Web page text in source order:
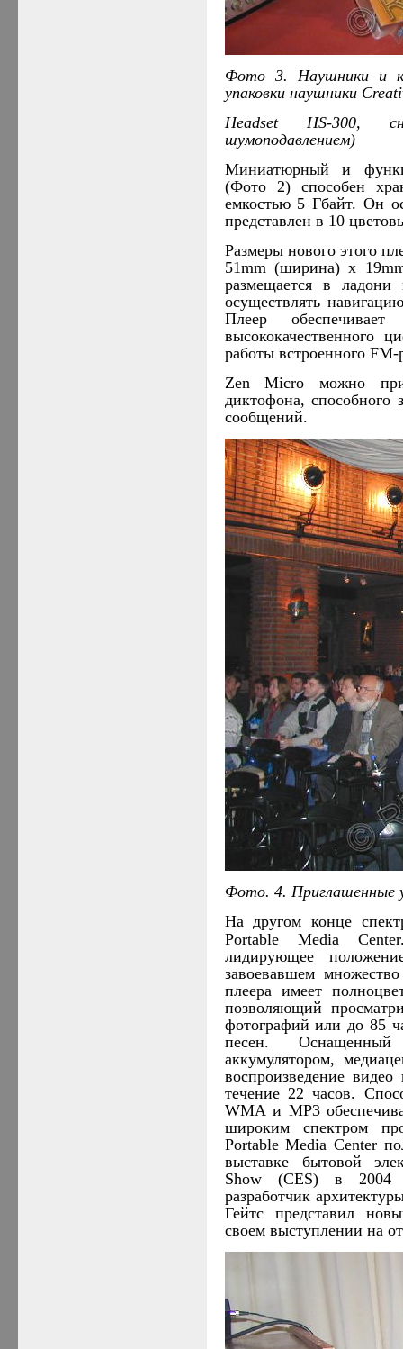
Фото 3. Наушники и
упаковки наушники
Headset HS-300,
шумоподавлением)
Миниатюрный и
(Фото 2) способен
емкостью 5 Гбайт. Он
представлен в 10
Размеры нового этого
51mm (ширина) x
размещается в
осуществлять
Плеер обеспечивает
высококачественного
работы встроенного FM-
Zen Micro можно
диктофона, способного
сообщений.
Фото. 4. Приглашенные
На другом конце
Portable Media
лидирующее
завоевавшем
плеера имеет
позволяющий
фотографий или до 85
песен. Оснащенный
аккумулятором,
воспроизведение
течение 22 часов.
WMA и MP3
широким спектром
Portable Media Center
выставке бытовой
Show (CES) в 2004
разработчик
Гейтс представил
своем выступлении на